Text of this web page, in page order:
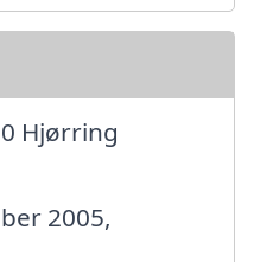
Hjørring
2005,